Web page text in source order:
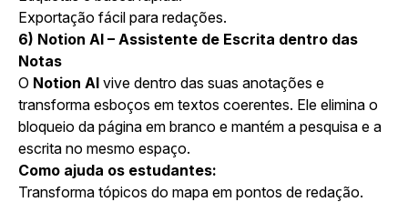
Exportação fácil para redações.
6) Notion AI – Assistente de Escrita dentro das
Notas
O Notion AI vive dentro das suas anotações e
transforma esboços em textos coerentes. Ele elimina o
bloqueio da página em branco e mantém a pesquisa e a
escrita no mesmo espaço.
Como ajuda os estudantes:
Transforma tópicos do mapa em pontos de redação.